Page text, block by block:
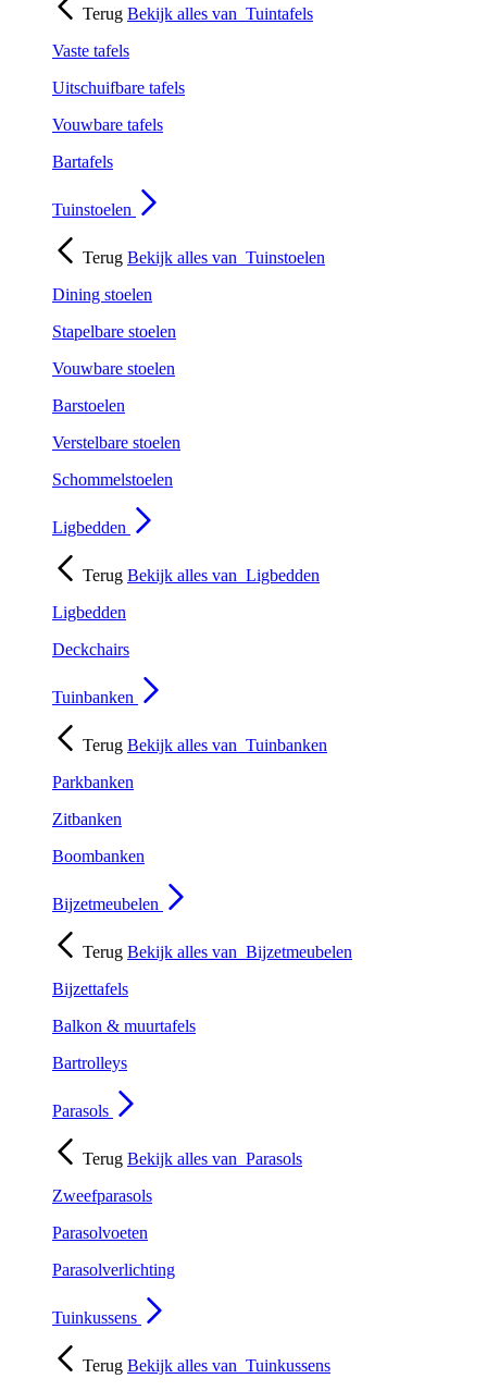
Terug Bekijk alles van Tuintafels
Vaste tafels
Uitschuifbare tafels
Vouwbare tafels
Bartafels
Tuinstoelen
Terug Bekijk alles van Tuinstoelen
Dining stoelen
Stapelbare stoelen
Vouwbare stoelen
Barstoelen
Verstelbare stoelen
Schommelstoelen
Ligbedden
Terug Bekijk alles van Ligbedden
Ligbedden
Deckchairs
Tuinbanken
Terug Bekijk alles van Tuinbanken
Parkbanken
Zitbanken
Boombanken
Bijzetmeubelen
Terug Bekijk alles van Bijzetmeubelen
Bijzettafels
Balkon & muurtafels
Bartrolleys
Parasols
Terug Bekijk alles van Parasols
Zweefparasols
Parasolvoeten
Parasolverlichting
Tuinkussens
Terug Bekijk alles van Tuinkussens